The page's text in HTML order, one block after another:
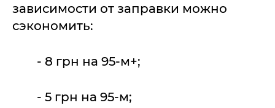
зависимости от заправки можно
сэкономить:
- 8 грн на 95-м+;
- 5 грн на 95-м;